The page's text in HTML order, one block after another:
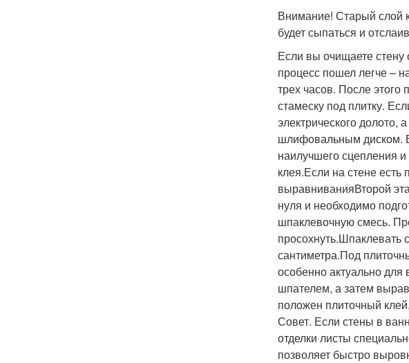
Внимание! Старый слой
будет сыпаться и
Если вы очищаете стену
процесс пошел легче –
трех часов. После этого
стамеску под плитку.
электрического долото,
шлифовальным диском.
наилучшего сцепления
клея.Если на стене есть
выравниванияВторой
нуля и необходимо
шпаклевочную смесь.
просохнуть.Шпаклевать
сантиметра.Под
особенно актуально
шпателем, а затем
положен плиточный
Совет. Если стены в
отделки листы
позволяет быстро